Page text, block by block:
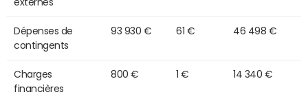
externes
Dépenses de
contingents
93 930 € 61 € 46 498 €
Charges
financières
800 € 1 € 14 340 €